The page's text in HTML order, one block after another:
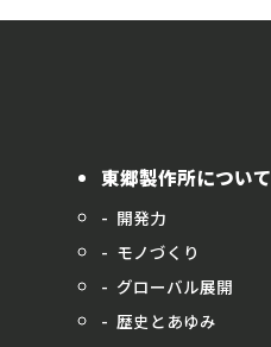
東郷製作所について
開発力
モノづくり
グローバル展開
歴史とあゆみ